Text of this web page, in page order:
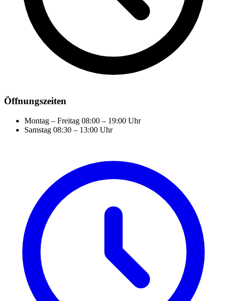
Öffnungszeiten
Montag – Freitag 08:00 – 19:00 Uhr
Samstag 08:30 – 13:00 Uhr